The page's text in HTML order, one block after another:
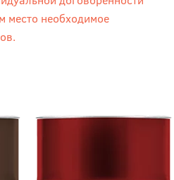
место необходимое